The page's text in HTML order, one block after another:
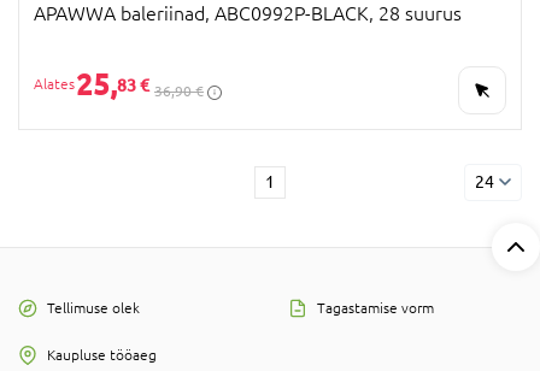
APAWWA baleriinad, ABC0992P-BLACK, 28 suurus
25,83 € 36,90 €
1 24
Tellimuse olek Tagastamise vorm
Kaupluse tööaeg